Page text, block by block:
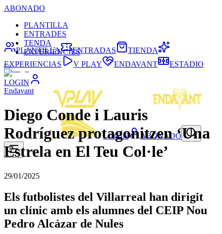
ABONADO
PLANTILLA
ENTRADES
TENDA
EXPERIÈNCIES
LOGIN
LOGIN ABONADO
PLANTILLA ENTRADAS
TIENDA
EXPERIENCIAS
V PLAY ENDAVANT ESTADIO
Endavant
Diego Conde i Lauris
Rodríguez protagonitzen ‘Una
Estrela en El Teu Col·le’
29/01/2025
Els futbolistes del Villarreal han dirigit
un clínic amb els alumnes del CEIP Nou
Pedro Alcázar de Nules